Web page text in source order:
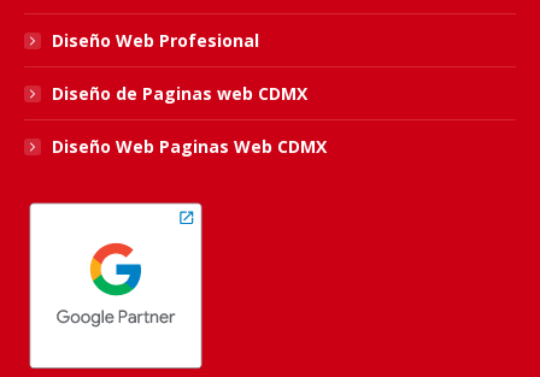
Diseño Web Profesional
Diseño de Paginas web CDMX
Diseño Web Paginas Web CDMX